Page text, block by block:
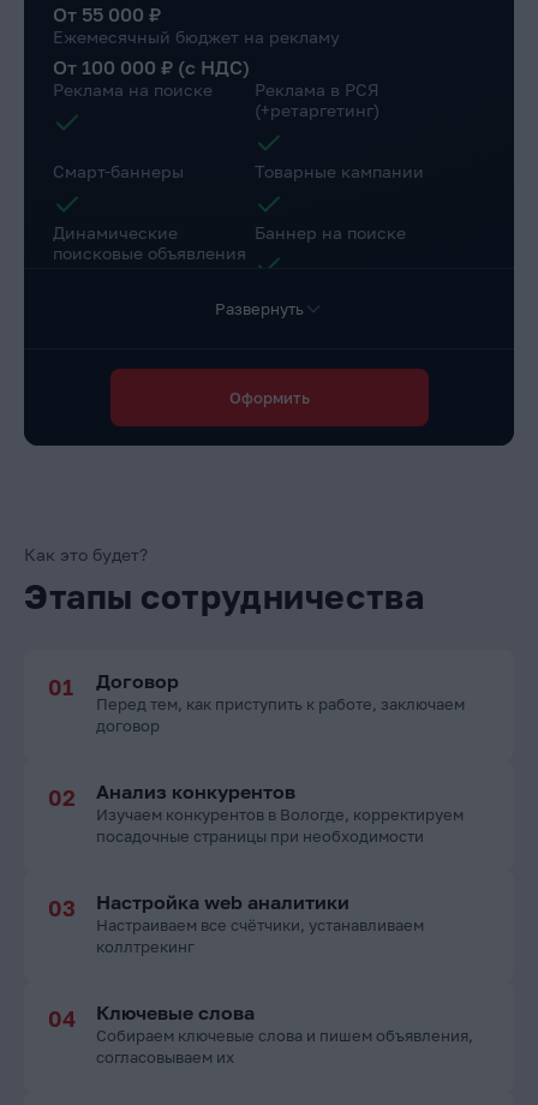
От 55 000 ₽
Ежемесячный бюджет на рекламу
От 100 000 ₽ (с НДС)
Реклама на поиске
Реклама в РСЯ
(+ретаргетинг)
Смарт-баннеры Товарные кампании
Динамические
поисковые объявления
Баннер на поиске
Коллтрекинг в подарок
Повышение конверсии сайта
Разработка страниц для a/b теста
Доступ в личный
Маркировка рекламы
Развернуть
Оформить
Как это будет?
Этапы сотрудничества
Договор
Перед тем, как приступить к работе, заключаем
договор
Анализ конкурентов
Изучаем конкурентов в Вологде, корректируем
посадочные страницы при необходимости
Настройка web аналитики
Настраиваем все счётчики, устанавливаем
коллтрекинг
Ключевые слова
Собираем ключевые слова и пишем объявления,
согласовываем их